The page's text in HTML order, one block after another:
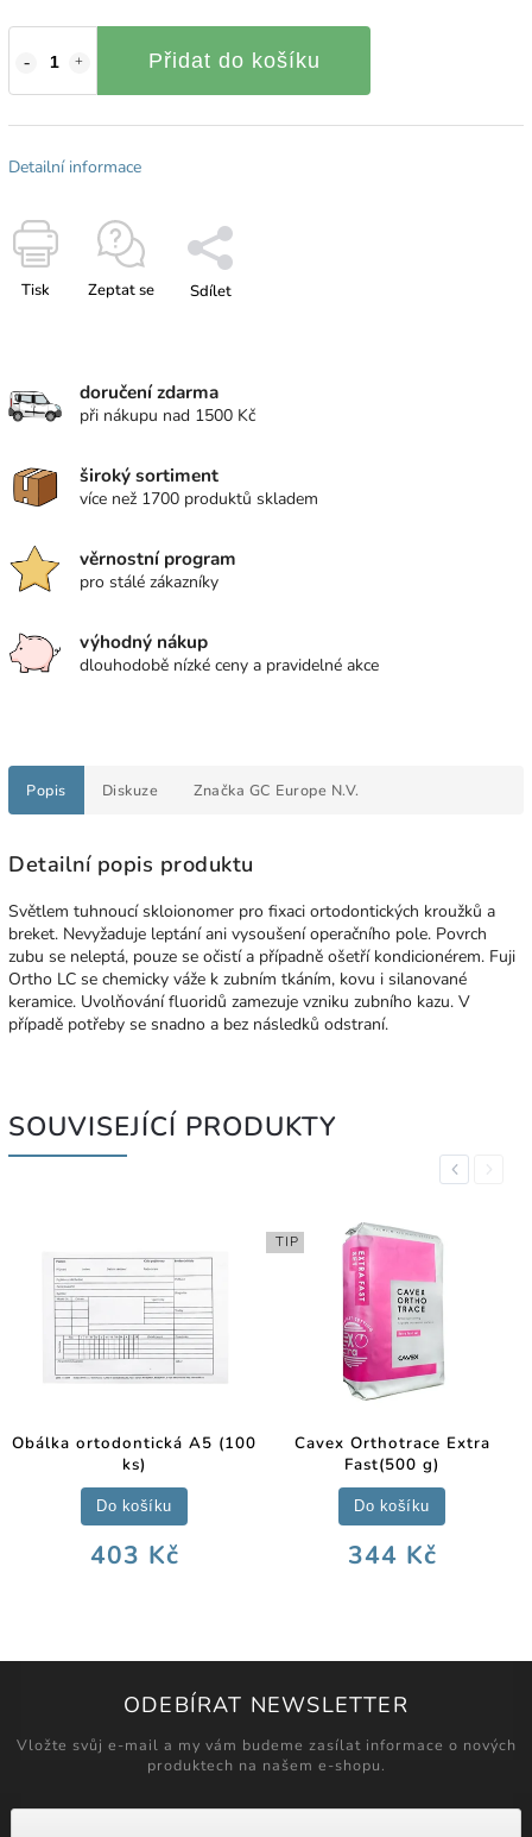
Přidat do košíku
Detailní informace
Tisk Zeptat se Sdílet
doručení zdarma
při nákupu nad 1500 Kč
široký sortiment
více než 1700 produktů skladem
věrnostní program
pro stálé zákazníky
výhodný nákup
dlouhodobě nízké ceny a pravidelné akce
Popis Diskuze Značka GC Europe N.V.
Detailní popis produktu
Světlem tuhnoucí skloionomer pro fixaci ortodontických kroužků a
breket. Nevyžaduje leptání ani vysoušení operačního pole. Povrch
zubu se neleptá, pouze se očistí a případně ošetří kondicionérem. Fuji
Ortho LC se chemicky váže k zubním tkáním, kovu i silanované
keramice. Uvolňování fluoridů zamezuje vzniku zubního kazu. V
případě potřeby se snadno a bez následků odstraní.
SOUVISEJÍCÍ PRODUKTY
Previous
Obálka ortodontická A5 (100
ks)
403 Kč
Do košíku
TIP
Cavex Orthotrace Extra
Fast(500 g)
344 Kč
Do košíku
Next
ODEBÍRAT NEWSLETTER
Vložte svůj e-mail a my vám budeme zasílat informace o nových
produktech na našem e-shopu.